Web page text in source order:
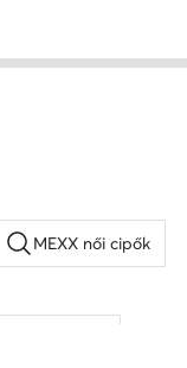
MEXX női cipők